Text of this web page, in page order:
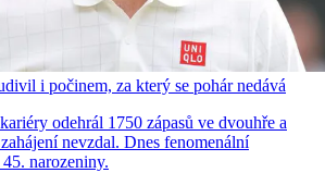
i počinem, za který se pohár nedává
odehrál 1750 zápasů ve dvouhře a
nevzdal. Dnes fenomenální
narozeniny.